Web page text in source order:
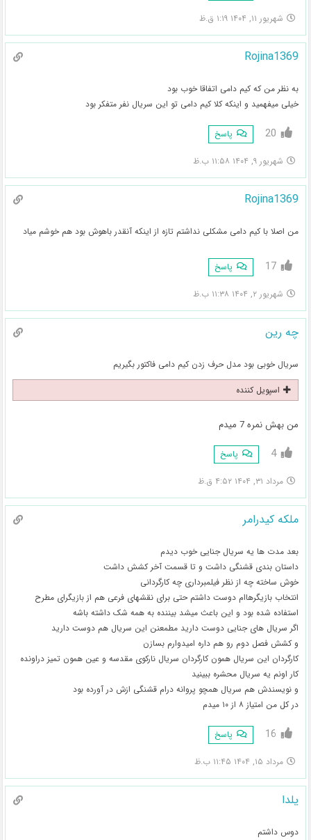
شهریور ۱۱, ۱۴۰۴ ۱:۱۹ ق.ظ
Rojina1369
به نظر من که کیم دامی اتفاقا خوب بود
خیلی میفهمید و اینکه کلا کیم دامی تو این سریال نفر متفکر بود
20 پاسخ
شهریور ۹, ۱۴۰۴ ۱۱:۵۸ ب.ظ
Rojina1369
من اصلا با کیم دامی مشکلی نداشتم تازه از اینکه آنقدر باهوش بود هم خوشم میاد
17 پاسخ
شهریور ۲, ۱۴۰۴ ۱۱:۳۸ ب.ظ
چه رین
سریال خوبی بود مدل حرف زدن کیم دامی فاکتور بگیریم
اسپویل کننده
من بهش نمره 7 میدم
4 پاسخ
مرداد ۳۱, ۱۴۰۴ ۴:۵۲ ق.ظ
ملکه کیدرامر
بعد مدت ها یه سریال جنایی خوب دیدم
داستان بندی قشنگی داشت و تا قسمت آخر کشش داشت
خوش ساخته چه از نظر فیلمبرداری چه کارگردانی
انتخاب بازیگرهاام دوست داشتم حتی برای نقشهای فرعی هم از بازیگرای مطرح
استفاده شده بود و این باعث میشد بیننده به همه شک داشته باشه
اگر سریال های جنایی دوست دارید مطمعنن این سریال هم دوست دارید
و کشش فصل دوم رو هم داره امیدوارم بسازن
کارگردان این سریال همون کارگردان سریال نارکوی مقدسه و عین همون تمیز دراونده
کار اونم یه سریال محشره ببینید
و نویسندش هم سریال همچو پروانه درام قشنگی ازش در آورده بود
در کل من امتیاز ۸ از ۱۰ میدم
16 پاسخ
مرداد ۱۵, ۱۴۰۴ ۱۱:۴۵ ب.ظ
یلدا
دوس داشتم